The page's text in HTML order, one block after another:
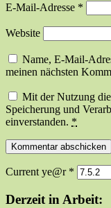
E-Mail-Adresse *
Website
Name, E-Mail-
meinen nächsten
Mit der Nutzung
Speicherung und
einverstanden. *
Current ye@r *
Derzeit in Arbeit: